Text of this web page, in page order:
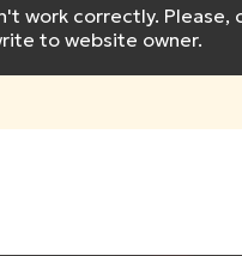
work correctly. Please,
to website owner.